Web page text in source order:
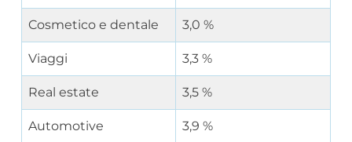
Cosmetico e dentale 3,0 %
Viaggi 3,3 %
Real estate 3,5 %
Automotive 3,9 %